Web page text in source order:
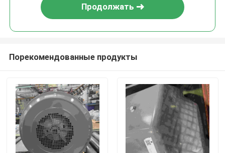
Продолжать
Порекомендованные продукты